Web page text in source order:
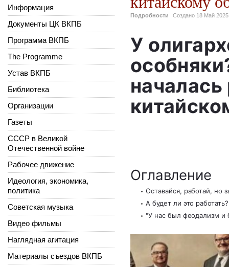
Подробности Создано 18 Май 2025
У
Оглавление
Оставайся, работай, но
А будет ли это работать?
"У нас был феодализм и
Информация
Документы ЦК ВКПБ
Программа ВКПБ
The Programme
Устав ВКПБ
Библиотека
Организации
Газеты
СССР в Великой
Отечественной войне
Рабочее движение
Идеология, экономика,
политика
Советская музыка
Видео фильмы
Наглядная агитация
Материалы съездов ВКПБ